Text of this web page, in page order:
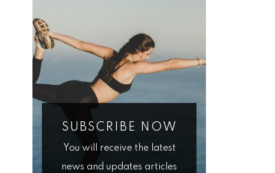
SUBSCRIBE NOW
You will receive the latest
news and updates articles